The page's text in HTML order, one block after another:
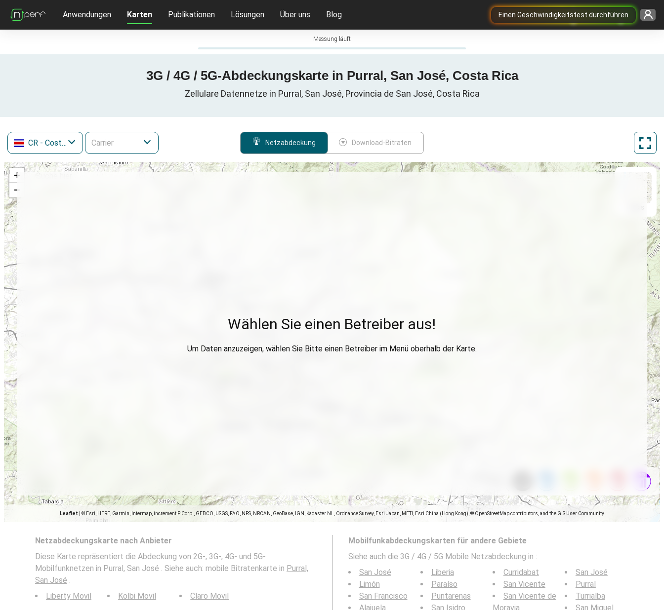
Einen Geschwindigkeitstest durchführen
Anwendungen Karten Publikationen Lösungen Über uns Blog
Messung läuft
3G / 4G / 5G-Abdeckungskarte in Purral, San José, Costa Rica
Zellulare Datennetze in Purral, San José, Provincia de San José, Costa Rica
CR - Costa Rica Netzabdeckung Download-Bitraten
+
−
Leaflet © Esri, HERE, Garmin, Intermap, increment P Corp., GEBCO, USGS, FAO, NPS, NRCAN, GeoBase, IGN, Kadaster NL, Ordnance Survey, Esri Japan, METI, Esri China (Hong Kong), © OpenStreetMap contributors, and the GIS User Community
Wählen Sie einen Betreiber aus!
Um Daten anzuzeigen, wählen Sie Bitte einen Betreiber im Menü oberhalb der Karte.
Netzabdeckungskarte nach Anbieter
Diese Karte repräsentiert die Abdeckung von 2G-, 3G-, 4G- und 5G-
Mobilfunknetzen in Purral, San José . Siehe auch: mobile Bitratenkarte in Purral,
San José .
Liberty Movil
Kolbi Movil Claro Movil
Mobilfunkabdeckungskarten für andere Gebiete
Siehe auch die 3G / 4G / 5G Mobile Netzabdeckung in :
San José
Limón
San Francisco
Alajuela
Liberia
Paraíso
Puntarenas
San Isidro
Curridabat
San Vicente
San Vicente de
Moravia
San José
Purral
Turrialba
San Miguel